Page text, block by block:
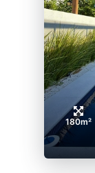
180m²